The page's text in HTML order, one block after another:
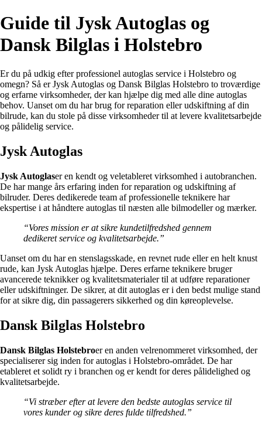
Guide til Jysk Autoglas og
Dansk Bilglas i Holstebro
Er du på udkig efter professionel autoglas service i Holstebro og
omegn? Så er Jysk Autoglas og Dansk Bilglas Holstebro to troværdige
og erfarne virksomheder, der kan hjælpe dig med alle dine autoglas
behov. Uanset om du har brug for reparation eller udskiftning af din
bilrude, kan du stole på disse virksomheder til at levere kvalitetsarbejde
og pålidelig service.
Jysk Autoglas
Jysk Autoglaser en kendt og veletableret virksomhed i autobranchen.
De har mange års erfaring inden for reparation og udskiftning af
bilruder. Deres dedikerede team af professionelle teknikere har
ekspertise i at håndtere autoglas til næsten alle bilmodeller og mærker.
“Vores mission er at sikre kundetilfredshed gennem
dedikeret service og kvalitetsarbejde.”
Uanset om du har en stenslagsskade, en revnet rude eller en helt knust
rude, kan Jysk Autoglas hjælpe. Deres erfarne teknikere bruger
avancerede teknikker og kvalitetsmaterialer til at udføre reparationer
eller udskiftninger. De sikrer, at dit autoglas er i den bedst mulige stand
for at sikre dig, din passagerers sikkerhed og din køreoplevelse.
Dansk Bilglas Holstebro
Dansk Bilglas Holstebroer en anden velrenommeret virksomhed, der
specialiserer sig inden for autoglas i Holstebro-området. De har
etableret et solidt ry i branchen og er kendt for deres pålidelighed og
kvalitetsarbejde.
“Vi stræber efter at levere den bedste autoglas service til
vores kunder og sikre deres fulde tilfredshed.”